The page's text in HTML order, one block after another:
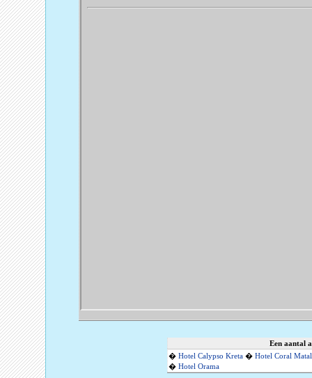
Een aantal
� Hotel Calypso Kreta � Hotel Coral
� Hotel Orama